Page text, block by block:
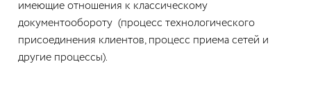
имеющие отношения к классическому
документообороту (процесс технологического
присоединения клиентов, процесс приема сетей и
другие процессы).